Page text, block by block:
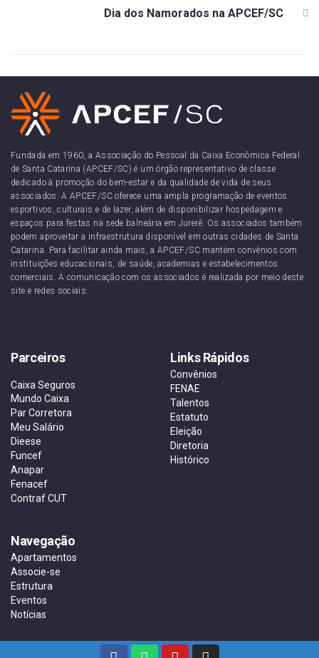
Dia dos Namorados na APCEF/SC
Fundada em 1960, a Associação do Pessoal da Caixa Econômica Federal
de Santa Catarina (APCEF/SC) é um órgão representativo de classe
dedicado à promoção do bem-estar e da qualidade de vida de seus
associados. A APCEF/SC oferece uma ampla programação de eventos
esportivos, culturais e de lazer, além de disponibilizar hospedagem e
espaços para festas na sede balneária em Jurerê. Os associados também
podem aproveitar a infraestrutura disponível em outras cidades de Santa
Catarina. Para facilitar ainda mais, a APCEF/SC mantém convênios com
instituições educacionais, de saúde, academias e estabelecimentos
comerciais. A comunicação com os associados é realizada por meio deste
site e redes sociais.
Parceiros
Caixa Seguros
Mundo Caixa
Par Corretora
Meu Salário
Dieese
Funcef
Anapar
Fenacef
Contraf CUT
Links Rápidos
Convênios
FENAE
Talentos
Estatuto
Eleição
Diretoria
Histórico
Navegação
Apartamentos
Associe-se
Estrutura
Eventos
Notícias